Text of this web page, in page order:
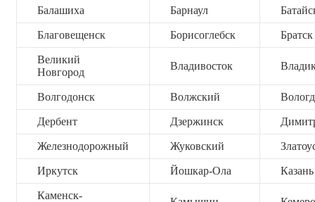
Балашиха Барнаул
Благовещенск Борисоглебск Братск
Великий
Новгород
Владивосток
Волгодонск Волжский
Дербент Дзержинск
Железнодорожный Жуковский
Иркутск Йошкар-Ола Казань
Каменск-